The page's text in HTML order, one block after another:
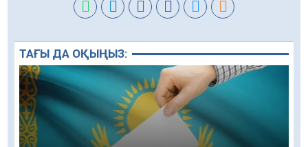
ТАҒЫ ДА ОҚЫҢЫЗ: